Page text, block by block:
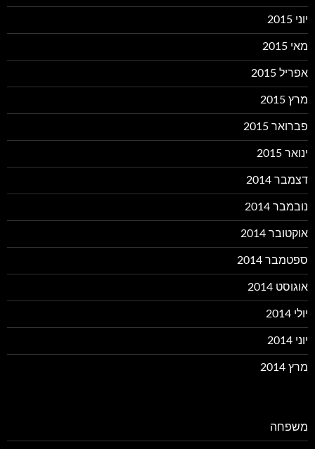
יוני 2015
מאי 2015
אפריל 2015
מרץ 2015
פברואר 2015
ינואר 2015
דצמבר 2014
נובמבר 2014
אוקטובר 2014
ספטמבר 2014
אוגוסט 2014
יולי 2014
יוני 2014
מרץ 2014
משפחה